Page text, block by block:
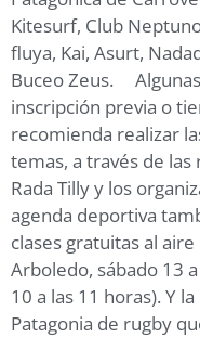
Kitesurf, Club
fluya, Kai, Asurt,
Buceo Zeus.
inscripción previa o
recomienda realizar
temas, a través de
Rada Tilly y los
agenda deportiva
clases gratuitas al
Arboledo, sábado 13
10 a las 11 horas). Y
Patagonia de rugby